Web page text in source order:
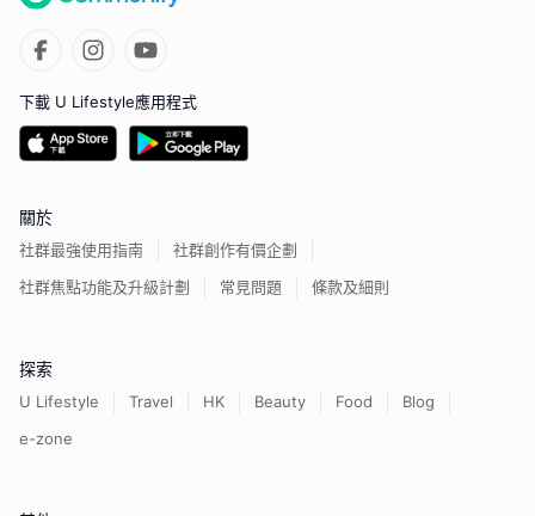
下載 U Lifestyle應用程式
關於
社群最強使用指南
社群創作有價企劃
社群焦點功能及升級計劃
常見問題 條款及細則
探索
U Lifestyle Travel HK Beauty Food
Blog
e-zone